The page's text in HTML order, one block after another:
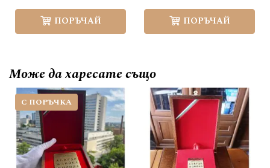
ПОРЪЧАЙ ПОРЪЧАЙ
Може дахаресате също
С ПОРЪЧКА